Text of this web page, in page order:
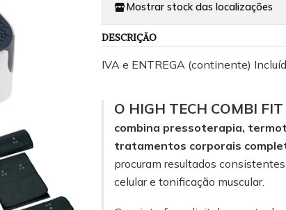
Mostrar stock das localizações
DESCRIÇÃO
IVA e ENTREGA (continente)
O HIGH TECH COMBI FIT
combina pressoterapia,
tratamentos corporais
procuram resultados
celular e tonificação muscular.